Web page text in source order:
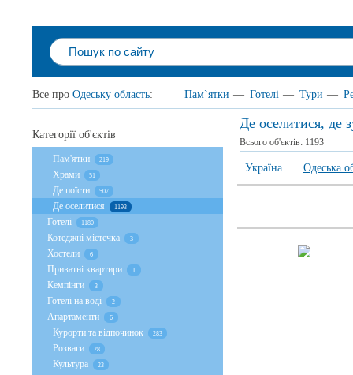
Все про Одеську область: Пам`ятки — Готелі — Тури —
Де оселитися, де
Всього об'єктів: 1193
Україна Одеська
Категорії об'єктів
Пам'ятки 219
Храми 51
Де поїсти 507
Де оселитися 1193
Готелі 1180
Котеджні містечка 3
Хостели 6
Приватні квартири 1
Кемпінги 3
Готелі на воді 2
Апартаменти 6
Курорти та відпочинок 283
Розваги 28
Культура 23